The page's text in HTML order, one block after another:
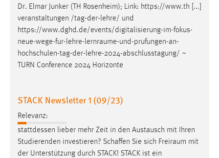
Dr. Elmar Junker (TH Rosenheim); Link: https://www.th [...]
veranstaltungen /tag-der-lehre/ und
https://www.dghd.de/events/digitalisierung-im-fokus-
neue-wege-fur-lehre-lernraume-und-prufungen-an-
hochschulen-tag-der-lehre-2024-abschlusstagung/ ~
TURN Conference 2024 Horizonte
STACK Newsletter 1 (09/23)
Relevanz:
stattdessen lieber mehr Zeit in den Austausch mit Ihren
Studierenden investieren? Schaffen Sie sich Freiraum mit
der Unterstützung durch STACK! STACK ist ein
hinweg verfolgen.
Google Ads
Name:
Zweck:
Conversion-Tracking
Cookie Laufzeit:
3 Monate